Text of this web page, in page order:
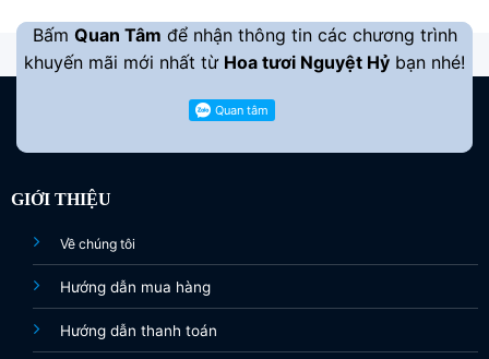
Bấm Quan Tâm để nhận thông tin các chương trình
khuyến mãi mới nhất từ Hoa tươi Nguyệt Hỷ bạn nhé!
GIỚI THIỆU
Về chúng tôi
Hướng dẫn mua hàng
Hướng dẫn thanh toán